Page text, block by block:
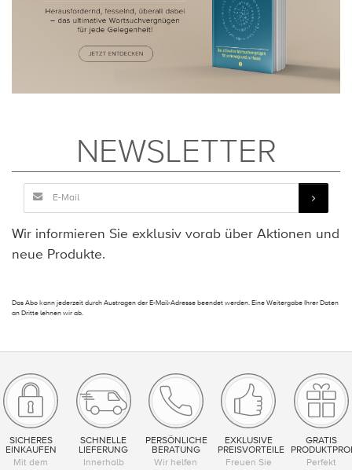
NEWSLETTER
Wir informieren Sie exklusiv vorab über Aktionen und
neue Produkte.
Das Abo kann jederzeit durch Austragen der E-Mail-Adresse beendet werden. Eine Weitergabe Ihrer Daten
an Dritte lehnen wir ab.
SICHERES
EINKAUFEN
Mit dem
SCHNELLE
LIEFERUNG
Innerhalb
PERSÖNLICHE
BERATUNG
Wir helfen
EXKLUSIVE
PREISVORTEILE
Freuen Sie
GRATIS
Perfekt